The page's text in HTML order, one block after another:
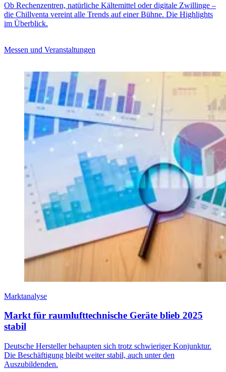
Ob Rechenzentren, natürliche Kältemittel oder digitale Zwillinge –
die Chillventa vereint alle Trends auf einer Bühne. Die Highlights
im Überblick.
Messen und Veranstaltungen
Marktanalyse
Markt für raumlufttechnische Geräte blieb 2025
stabil
Deutsche Hersteller behaupten sich trotz schwieriger Konjunktur.
Die Beschäftigung bleibt weiter stabil, auch unter den
Auszubildenden.